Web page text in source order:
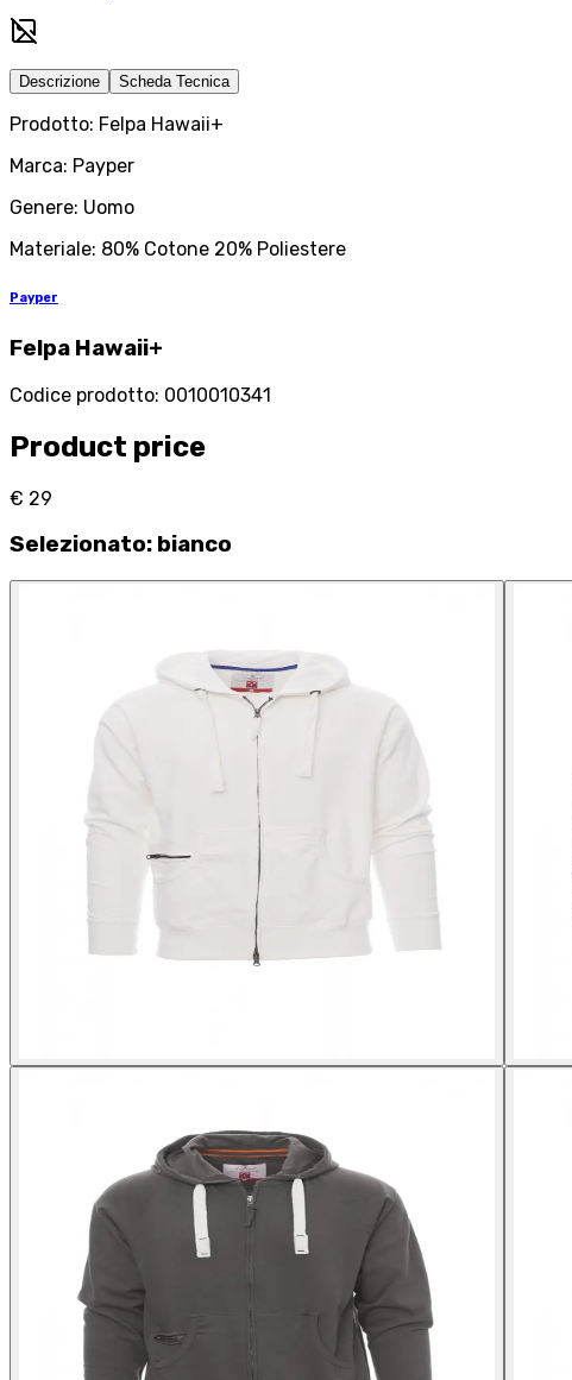
Descrizione Scheda Tecnica
Prodotto: Felpa Hawaii+
Marca: Payper
Genere: Uomo
Materiale: 80% Cotone 20% Poliestere
Payper
Felpa Hawaii+
Codice prodotto: 0010010341
Product price
€ 29
Selezionato: bianco